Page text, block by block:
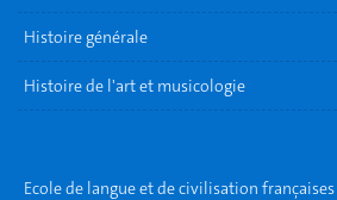
Histoire générale
Histoire de l'art et musicologie
Ecole de langue et de civilisation françaises